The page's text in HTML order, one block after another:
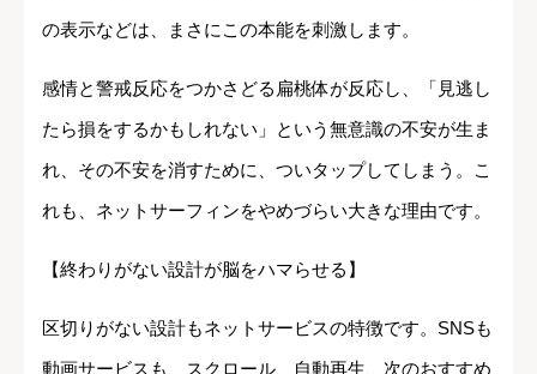
の表示などは、まさにこの本能を刺激します。
感情と警戒反応をつかさどる扁桃体が反応し、「見逃し
たら損をするかもしれない」という無意識の不安が生ま
れ、その不安を消すために、ついタップしてしまう。こ
れも、ネットサーフィンをやめづらい大きな理由です。
【終わりがない設計が脳をハマらせる】
区切りがない設計もネットサービスの特徴です。SNSも
動画サービスも、スクロール、自動再生、次のおすすめ